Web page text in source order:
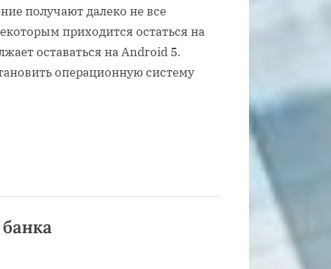
получают далеко не все
приходится остаться на
оставаться на Android 5.
операционную систему